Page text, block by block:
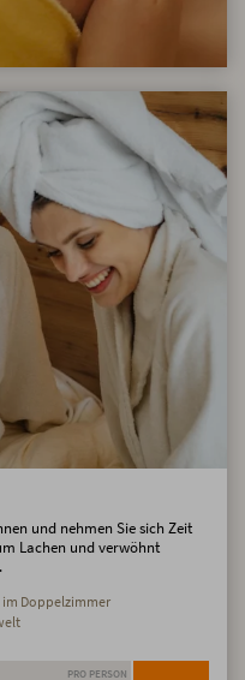
und nehmen Sie sich Zeit
Lachen und verwöhnt
Doppelzimmer
PRO PERSON